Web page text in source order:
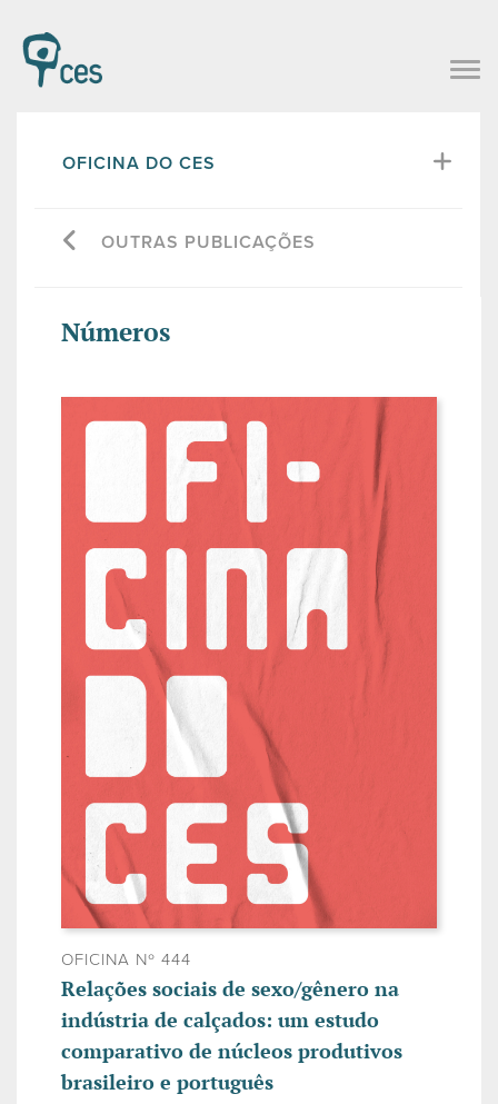
OFICINA DO CES
OUTRAS PUBLICAÇÕES
Números
OFICINA Nº 444
Relações sociais de sexo/gênero na
indústria de calçados: um estudo
comparativo de núcleos produtivos
brasileiro e português